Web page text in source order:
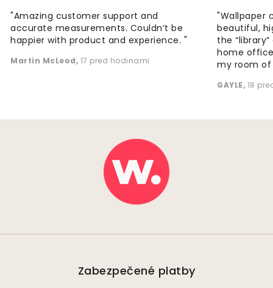
"Amazing customer support and
accurate measurements. Couldn’t be
happier with product and experience. "
Martin McLeod, 17 pred hodinami
"Wallpaper
beautiful,
the
home
my room of
GAYLE, 18
Zabezpečené platby